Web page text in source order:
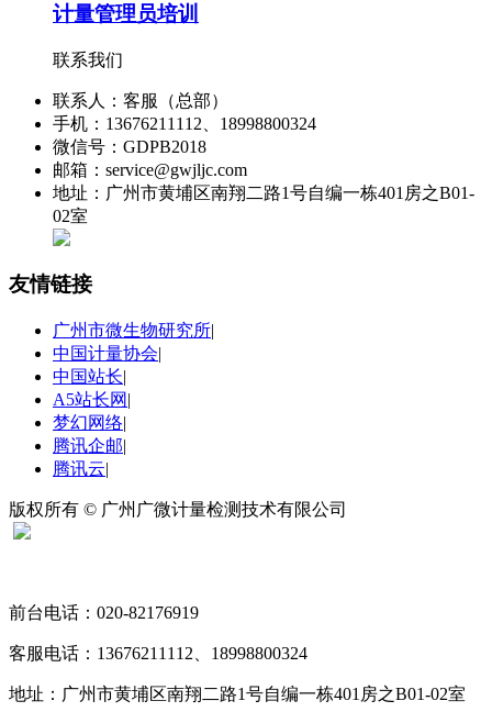
计量管理员培训
联系我们
联系人：客服（总部）
手机：13676211112、18998800324
微信号：GDPB2018
邮箱：service@gwjljc.com
地址：广州市黄埔区南翔二路1号自编一栋401房之B01-
02室
友情链接
广州市微生物研究所|
中国计量协会|
中国站长|
A5站长网 |
梦幻网络|
腾讯企邮|
腾讯云|
版权所有 © 广州广微计量检测技术有限公司
前台电话：020-82176919
客服电话：13676211112、18998800324
地址：广州市黄埔区南翔二路1号自编一栋401房之B01-02室